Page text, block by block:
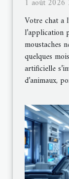
1 août 2026
Votre chat a
l’application
moustaches
quelques
artificielle
d’animaux,